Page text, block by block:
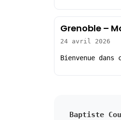
Grenoble –
24 avril 2026
Bienvenue
Baptiste